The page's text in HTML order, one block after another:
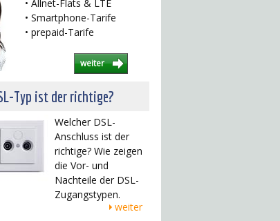
• Allnet-Flats & LTE
• Smartphone-Tarife
• prepaid-Tarife
weiter
Typ ist der richtige?
Welcher DSL-
Anschluss ist der
richtige? Wie zeigen
die Vor- und
Nachteile der DSL-
Zugangstypen.
weiter